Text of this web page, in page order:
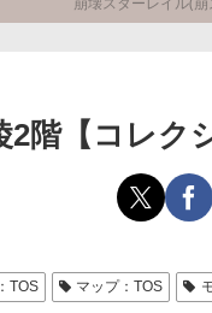
2階【コレク
TOS マップ：TOS